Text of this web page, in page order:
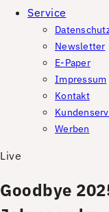
Service
Newsletter
E-Paper
Impressum
Kontakt
Werben
Live
Goodbye